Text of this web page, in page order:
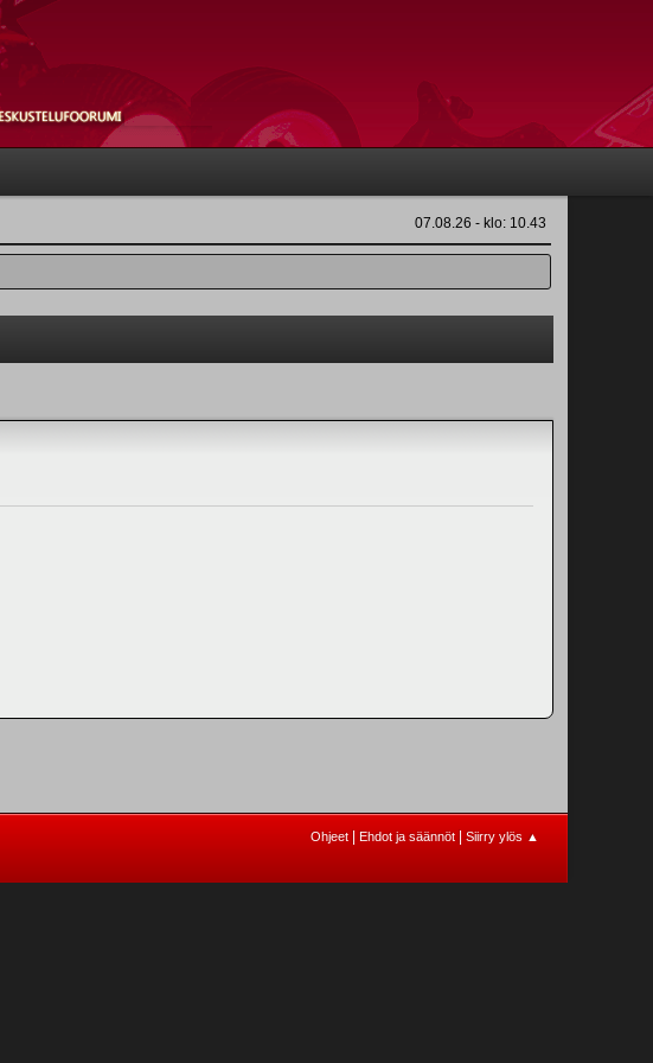
07.08.26 - klo: 10.43
Ohjeet Ehdot ja säännöt Siirry ylös ▲